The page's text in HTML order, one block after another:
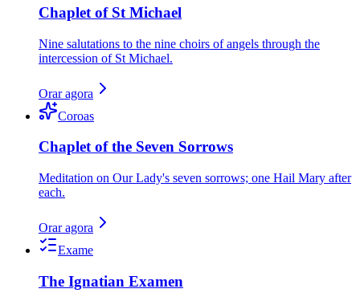
Chaplet of St Michael
Nine salutations to the nine choirs of angels through the
intercession of St Michael.
Orar agora
Coroas
Chaplet of the Seven Sorrows
Meditation on Our Lady's seven sorrows; one Hail Mary after
each.
Orar agora
Exame
The Ignatian Examen